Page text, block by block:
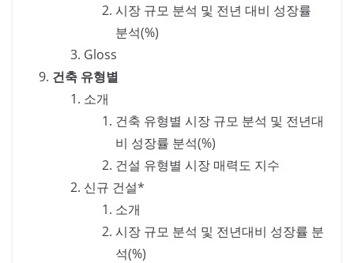
시장 규모 분석 및 전년 대비 성장률
분석(%)
Gloss
건축 유형별
소개
건축 유형별 시장 규모 분석 및 전년대
비 성장률 분석(%)
건설 유형별 시장 매력도 지수
신규 건설*
소개
시장 규모 분석 및 전년대비 성장률 분
석(%)